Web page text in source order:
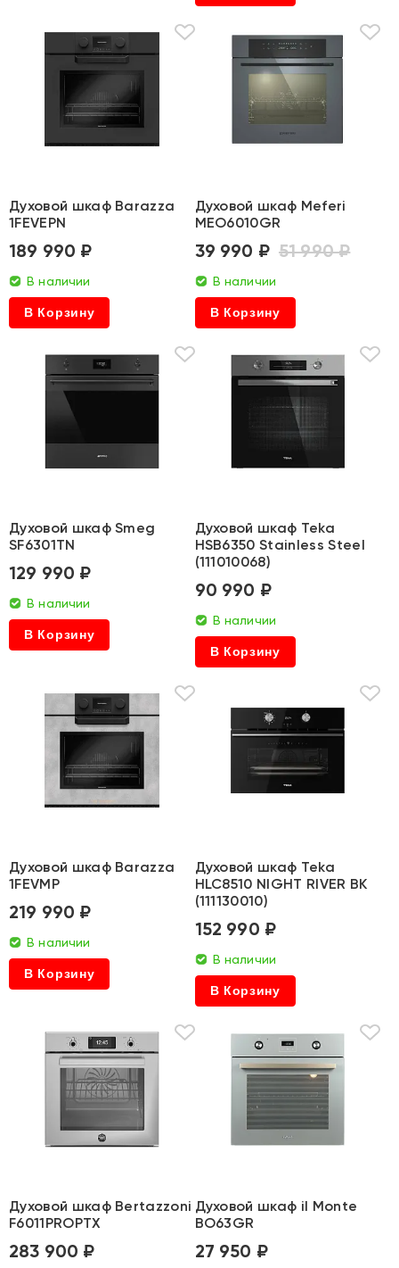
Духовой шкаф Barazza
1FEVEPN
189 990 ₽
В наличии
В Корзину
Духовой шкаф Meferi
MEO6010GR
39 990 ₽ 51 990 ₽
В наличии
В Корзину
Духовой шкаф Smeg
SF6301TN
129 990 ₽
В наличии
В Корзину
Духовой шкаф Teka
HSB6350 Stainless Steel
(111010068)
90 990 ₽
В наличии
В Корзину
Духовой шкаф Barazza
1FEVMP
219 990 ₽
В наличии
В Корзину
Духовой шкаф Teka
HLC8510 NIGHT RIVER BK
(111130010)
152 990 ₽
В наличии
В Корзину
Духовой шкаф Bertazzoni
F6011PROPTX
283 900 ₽
Духовой шкаф il Monte
BO63GR
27 950 ₽